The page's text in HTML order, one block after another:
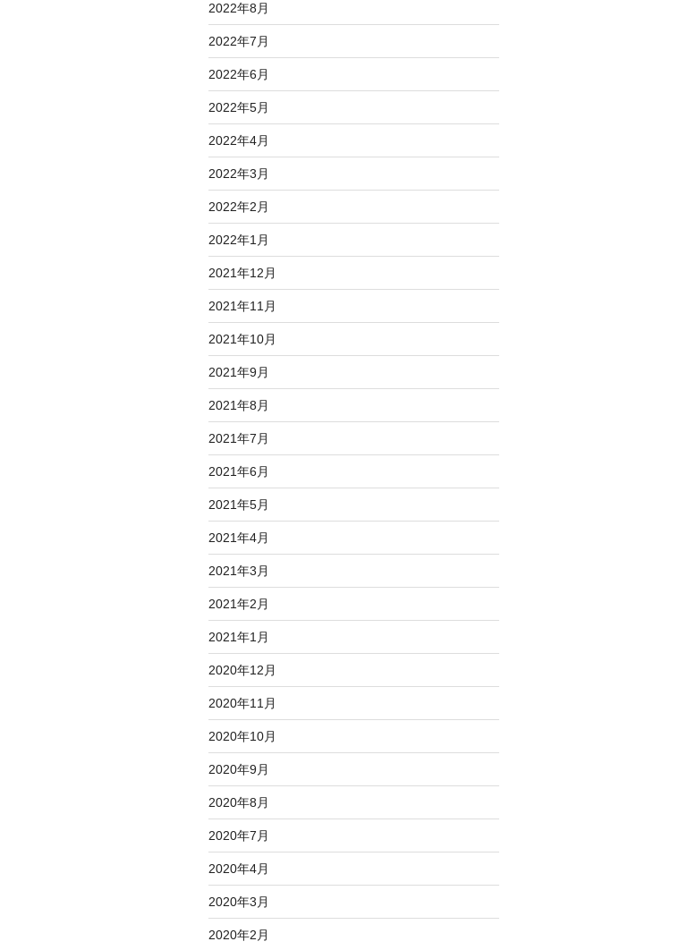
2022年8月
2022年7月
2022年6月
2022年5月
2022年4月
2022年3月
2022年2月
2022年1月
2021年12月
2021年11月
2021年10月
2021年9月
2021年8月
2021年7月
2021年6月
2021年5月
2021年4月
2021年3月
2021年2月
2021年1月
2020年12月
2020年11月
2020年10月
2020年9月
2020年8月
2020年7月
2020年4月
2020年3月
2020年2月